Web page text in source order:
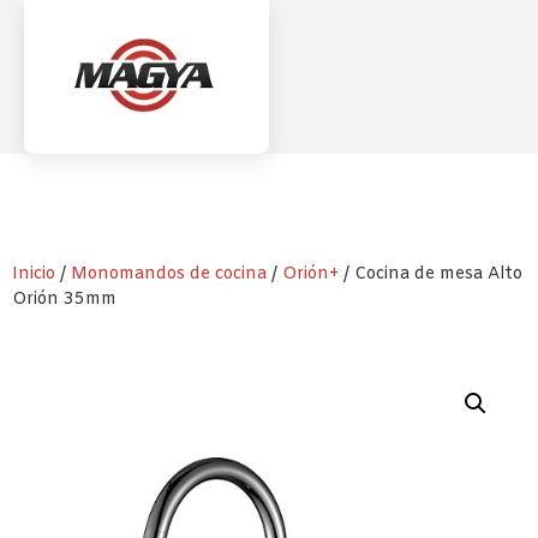
Inicio / Monomandos de cocina / Orión+ / Cocina de mesa Alto
Orión 35mm